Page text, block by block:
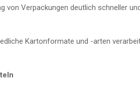
von Verpackungen deutlich schneller
Kartonformate und -arten